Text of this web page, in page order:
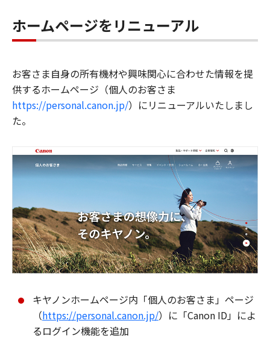
ホームページをリニューアル
お客さま自身の所有機材や興味関心に合わせた情報を提
供するホームページ（個人のお客さま
https://personal.canon.jp/）にリニューアルいたしまし
た。
キヤノンホームページ内「個人のお客さま」ページ
（https://personal.canon.jp/）に「Canon ID」によ
るログイン機能を追加